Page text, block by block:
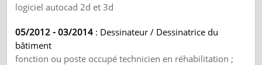
logiciel autocad 2d et 3d
05/2012 - 03/2014 : Dessinateur / Dessinatrice du
bâtiment
fonction ou poste occupé technicien en réhabilitation ;